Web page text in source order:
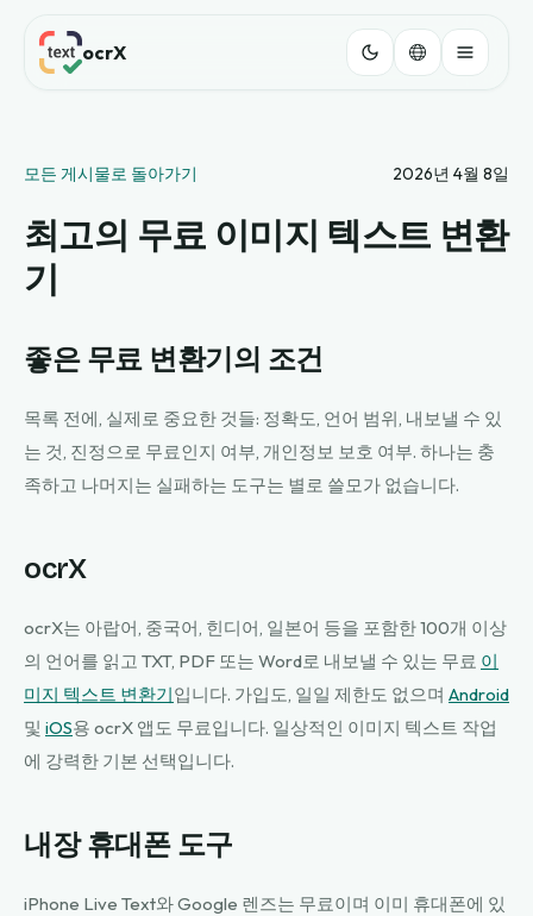
ocrX
모든 게시물로 돌아가기 2026년 4월 8일
최고의 무료 이미지 텍스트 변환
기
좋은 무료 변환기의 조건
목록 전에, 실제로 중요한 것들: 정확도, 언어 범위, 내보낼 수 있
는 것, 진정으로 무료인지 여부, 개인정보 보호 여부. 하나는 충
족하고 나머지는 실패하는 도구는 별로 쓸모가 없습니다.
ocrX
ocrX는 아랍어, 중국어, 힌디어, 일본어 등을 포함한 100개 이상
의 언어를 읽고 TXT, PDF 또는 Word로 내보낼 수 있는 무료 이
미지 텍스트 변환기입니다. 가입도, 일일 제한도 없으며 Android
및 iOS용 ocrX 앱도 무료입니다. 일상적인 이미지 텍스트 작업
에 강력한 기본 선택입니다.
내장 휴대폰 도구
iPhone Live Text와 Google 렌즈는 무료이며 이미 휴대폰에 있